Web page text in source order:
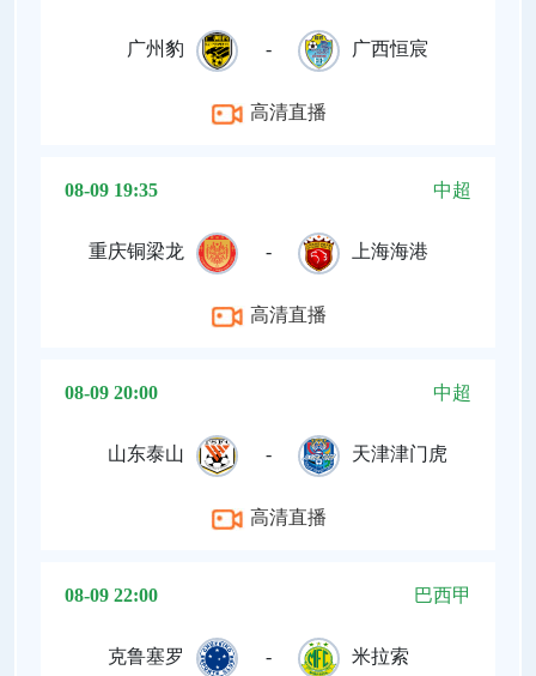
广州豹 - 广西恒宸
高清直播
08-09 19:35 中超
重庆铜梁龙 - 上海海港
高清直播
08-09 20:00 中超
山东泰山 - 天津津门虎
高清直播
08-09 22:00 巴西甲
克鲁塞罗 - 米拉索